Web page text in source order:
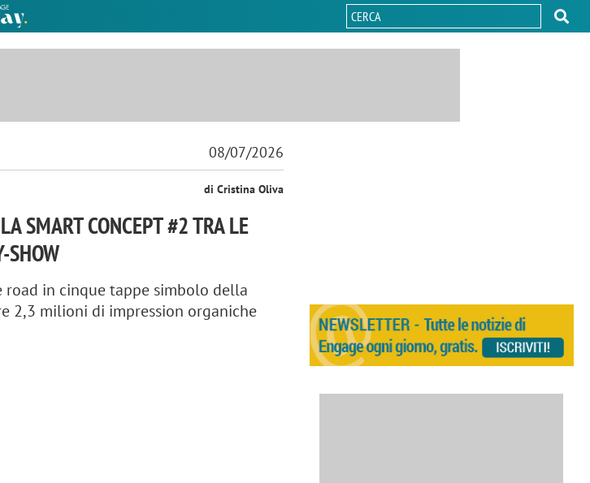
08/07/2026
di Cristina Oliva
SMART CONCEPT #2 TRA LE
SHOW
in cinque tappe simbolo della
2,3 milioni di impression organiche